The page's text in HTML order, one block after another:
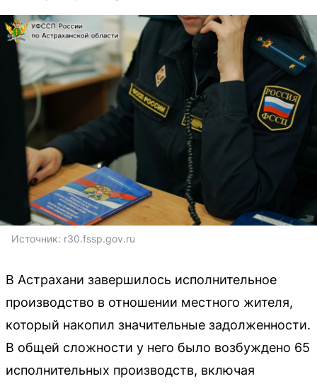
Источник: r30.fssp.gov.ru
В Астрахани завершилось исполнительное
производство в отношении местного жителя,
который накопил значительные задолженности.
В общей сложности у него было возбуждено 65
исполнительных производств, включая